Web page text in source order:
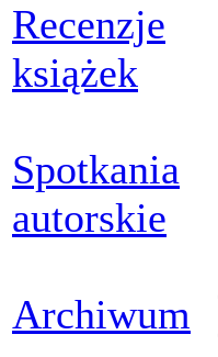
Recenzje
książek
Spotkania
autorskie
Archiwum